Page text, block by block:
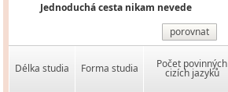
Jednoduchá cesta nikam nevede
porovnat
Délka studia Forma studia Počet povinných
cizích jazyků